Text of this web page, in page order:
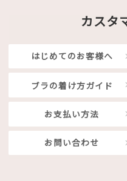
カスタ
はじめてのお客様へ
ブラの着け方ガイド
お支払い方法
お問い合わせ